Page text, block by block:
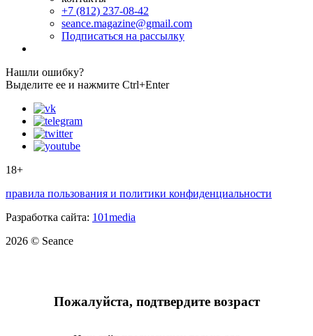
+7 (812) 237-08-42
seance.magazine@gmail.com
Подписаться на рассылку
Нашли ошибку?
Выделите ее и нажмите Ctrl+Enter
18+
правила пользования и политики конфиденциальности
Разработка сайта: 101media
2026 © Seance
Пожалуйста, подтвердите возраст